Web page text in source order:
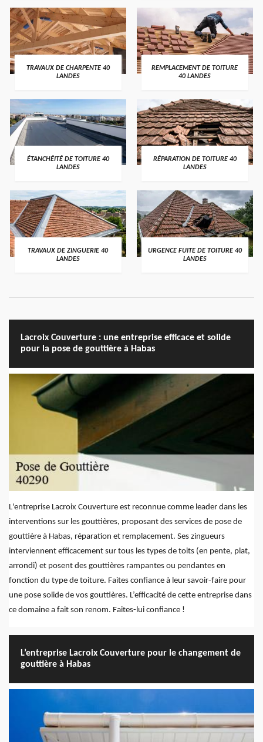
TRAVAUX DE CHARPENTE 40
LANDES
REMPLACEMENT DE TOITURE
40 LANDES
ÉTANCHÉITÉ DE TOITURE 40
LANDES
RÉPARATION DE TOITURE 40
LANDES
TRAVAUX DE ZINGUERIE 40
LANDES
URGENCE FUITE DE TOITURE 40
LANDES
Lacroix Couverture : une entreprise efficace et solide
pour la pose de gouttière à Habas
L'entreprise Lacroix Couverture est reconnue comme leader dans les
interventions sur les gouttières, proposant des services de pose de
gouttière à Habas, réparation et remplacement. Ses zingueurs
interviennent efficacement sur tous les types de toits (en pente, plat,
arrondi) et posent des gouttières rampantes ou pendantes en
fonction du type de toiture. Faites confiance à leur savoir-faire pour
une pose solide de vos gouttières. L’efficacité de cette entreprise dans
ce domaine a fait son renom. Faites-lui confiance !
L’entreprise Lacroix Couverture pour le changement de
gouttière à Habas